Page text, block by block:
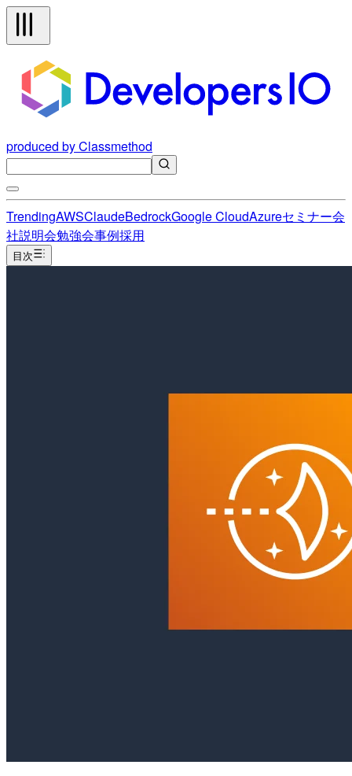
produced by Classmethod
TrendingAWSClaudeBedrockGoogle CloudAzureセミナー会
社説明会勉強会事例採用
目次